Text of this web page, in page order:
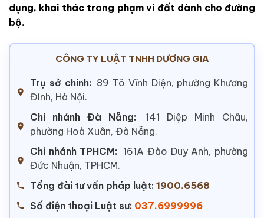
dụng, khai thác trong phạm vi đất dành cho đường
bộ.
CÔNG TY LUẬT TNHH DƯƠNG GIA
Trụ sở chính: 89 Tô Vĩnh Diện, phường Khương
Đình, Hà Nội.
Chi nhánh Đà Nẵng:
141 Diệp Minh Châu,
phường Hoà Xuân, Đà Nẵng.
Chi nhánh TPHCM: 161A Đào Duy Anh, phường
Đức Nhuận, TPHCM.
Tổng đài tư vấn pháp luật: 1900.6568
Số điện thoại Luật sư: 037.6999996